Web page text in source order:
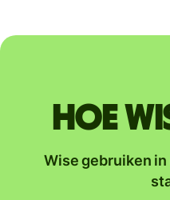
Hoe
Wise gebruiken